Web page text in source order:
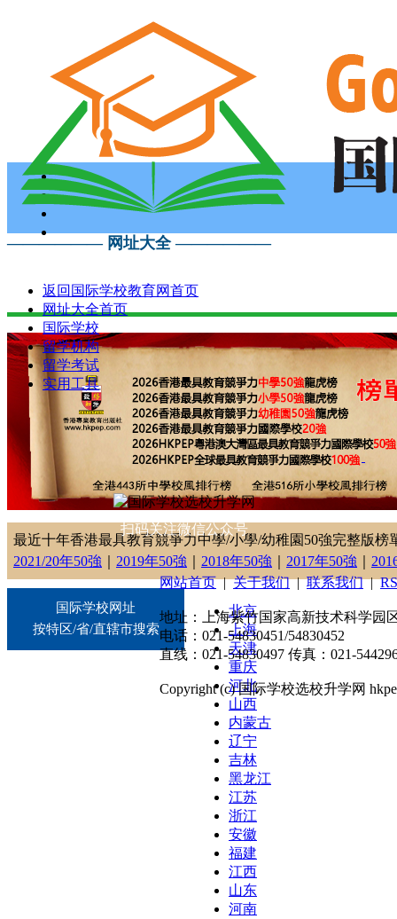
—————— 网址大全 ——————
返回国际学校教育网首页
网址大全首页
国际学校
留学机构
留学考试
实用工具
最近十年香港最具教育競爭力中學/小學/幼稚園50強完整版榜
2021/20年50強
2019年50強 2018年50強 2017年50強
国际学校网址
按特区/省/直辖市搜索
北京
上海
天津
重庆
河北
山西
内蒙古
辽宁
吉林
黑龙江
江苏
浙江
安徽
福建
江西
山东
河南
扫码关注微信公众号
网站首页|关于我们|联系我们|
地址：上海紫竹国家高新技术科学园
电话：021-54830451/54830452
直线：021-54830497 传真：021-
Copyright (c) 国际学校选校升学网